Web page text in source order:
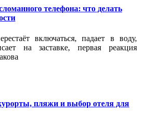
телефона: что делать
включаться, падает в воду,
на заставке, первая реакция
пляжи и выбор отеля для